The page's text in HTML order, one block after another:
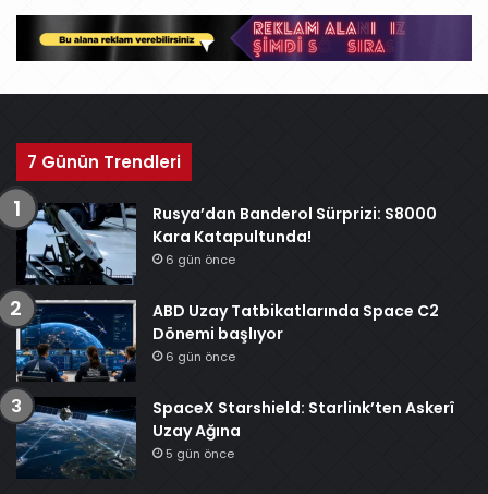
v
7 Günün Trendleri
Rusya’dan Banderol Sürprizi: S8000
Kara Katapultunda!
6 gün önce
ABD Uzay Tatbikatlarında Space C2
Dönemi başlıyor
6 gün önce
SpaceX Starshield: Starlink’ten Askerî
Uzay Ağına
5 gün önce